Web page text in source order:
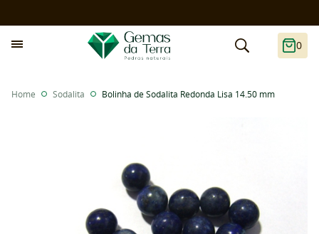
0
Home Sodalita Bolinha de Sodalita Redonda Lisa 14.50 mm